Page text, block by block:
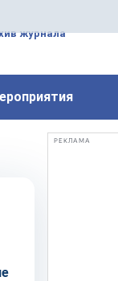
журнала
РЕКЛАМА